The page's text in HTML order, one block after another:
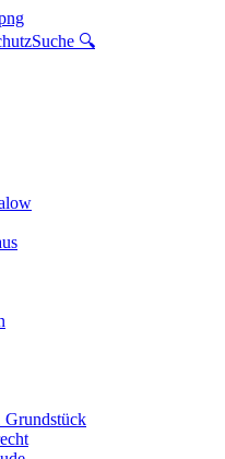
Suche 🔍
Grundstück